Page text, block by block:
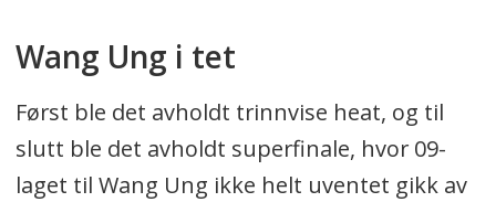
Wang Ung i tet
Først ble det avholdt trinnvise heat, og til
slutt ble det avholdt superfinale, hvor 09-
laget til Wang Ung ikke helt uventet gikk av